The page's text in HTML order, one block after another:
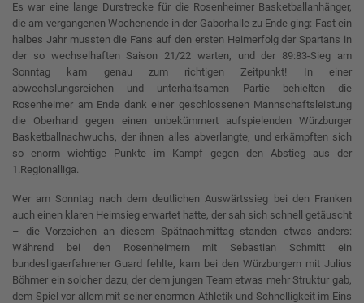
Es war eine lange Durstrecke für die Rosenheimer Basketballanhänger,
die am vergangenen Wochenende in der Gaborhalle zu Ende ging: Fast ein
halbes Jahr mussten die Fans auf den ersten Heimerfolg der Spartans in
der so wechselhaften Saison 21/22 warten, und der 89:83-Sieg am
Sonntag kam genau zum richtigen Zeitpunkt! In einer
abwechslungsreichen und unterhaltsamen Partie behielten die
Rosenheimer am Ende dank einer geschlossenen Mannschaftsleistung
die Oberhand gegen einen unbekümmert aufspielenden Würzburger
Basketballnachwuchs, der ihnen alles abverlangte, und erkämpften sich
so enorm wichtige Punkte im Kampf gegen den Abstieg aus der
1.Regionalliga.
Wer am Sonntag nach dem deutlichen Auswärtssieg bei den Franken
auch einen klaren Heimsieg erwartet hatte, der sah sich schnell getäuscht
– die Vorzeichen an diesem Spätnachmittag standen etwas anders:
Während bei den Rosenheimern mit Sebastian Schmitt ein
bundesligaerfahrener Guard fehlte, kam bei den Würzburgern mit Julius
Böhmer ein solcher dazu, der dem jungen Team etwas mehr Struktur gab,
dem Spiel vor allem mit seiner enormen Athletik und Schnelligkeit im Eins